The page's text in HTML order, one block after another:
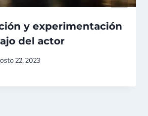
y experimentación
del actor
22, 2023